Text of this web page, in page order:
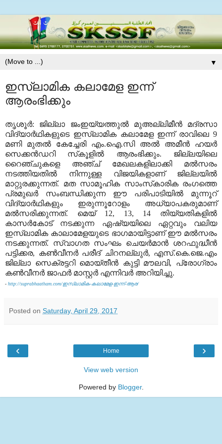
▼
ഇസ്ലാമിക കലാമേള ഇന്ന്
ആരംഭിക്കും
തൃശൂര്‍: ജില്ലാ ജംഇയ്യത്തുല്‍ മുഅല്ലിമീന്‍ മദ്രസാ
വിദ്യാര്‍ഥികളുടെ ഇസ്ലാമിക കലാമേള ഇന്ന് രാവിലെ 9
മണി മുതല്‍ കേച്ചേരി എം.ഐ.സി അല്‍ അമീന്‍ ഹയര്‍
സെക്കന്‍ഡറി സ്‌കൂളില്‍ ആരംഭിക്കും. ജില്ലയിലെ
റൈഞ്ചുകളെ അഞ്ച് മേഖലകളിലാക്കി മല്‍സരം
നടത്തിയതില്‍ നിന്നുള്ള വിജയികളാണ് ജില്ലയില്‍
മാറ്റുരക്കുന്നത്. മത സാമൂഹിക സാംസ്‌കാരിക രംഗത്തെ
പ്രമുഖര്‍ സംബന്ധിക്കുന്ന ഈ പരിപാടിയില്‍ മുന്നൂറ്
വിദ്യാര്‍ഥികളും ഇരുന്നൂറോളം അധ്യാപകരുമാണ്
മല്‍സരിക്കുന്നത്. മെയ് 12, 13, 14 തിയ്യതികളില്‍
കാസര്‍കോട് നടക്കുന്ന ഏഷ്യയിലെ ഏറ്റവും വലിയ
ഇസ്‌ലാമിക കാലാമേളയുടെ ഭാഗമായിട്ടാണ് ഈ മല്‍സരം
നടക്കുന്നത്. സ്വാഗത സംഘം ചെയര്‍മാന്‍ ശറഫുദ്ധീന്‍
പട്ടിക്കര, കണ്‍വീനര്‍ പരീദ് ചിറനല്ലുര്‍, എസ്.കെ.ജെ.എം
ജില്ലാ സെക്രട്ടറി മൊയ്തീന്‍ കുട്ടി മൗലവി, പ്രോഗ്രാം
കണ്‍വീനര്‍ ജാഫര്‍ മാസ്റ്റര്‍ എന്നിവര്‍ അറിയിച്ചു.
- http://suprabhaatham.com/ഇസ്ലാമിക-കലാമേള-ഇന്ന്-ആര/
Posted on Saturday, April 29, 2017
‹ ›
Home
View web version
Powered by Blogger.